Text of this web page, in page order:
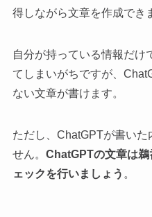
得しながら文章を作成でき
自分が持っている情報だけ
てしまいがちですが、
ない文章が書けます。
ただし、ChatGPTが書いた
せん。 ChatGPTの文章は
ェックを行いましょう 。